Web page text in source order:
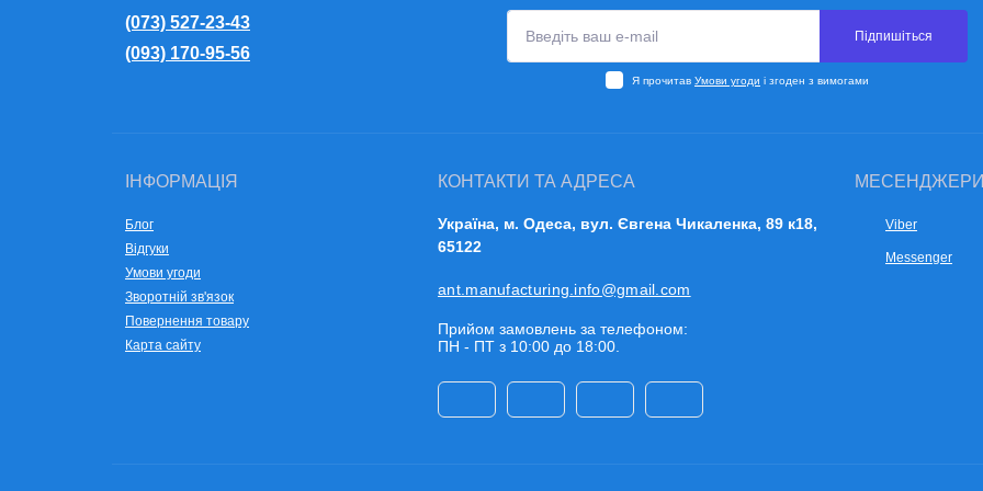
(073) 527-23-43
(093) 170-95-56
Підпишіться
Я прочитав Умови угоди і згоден з вимогами
ІНФОРМАЦІЯ
Блог
Відгуки
Умови угоди
Зворотній зв'язок
Повернення товару
Карта сайту
КОНТАКТИ ТА АДРЕСА
Українa, м. Одеса, вул. Євгена Чикаленка, 89 к18,
65122
ant.manufacturing.info@gmail.com
Прийом замовлень за телефоном:
ПН - ПТ з 10:00 до 18:00.
Viber
Messenger